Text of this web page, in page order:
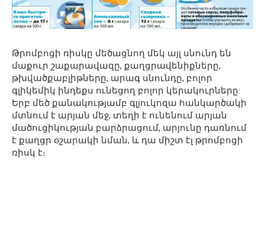
Թրոմբոցի ռիսկը մեծացնող մեկ այլ սնունդ են
մաքուր շաքարավազը, քաղցրավենիքները,
թխվածքաբլիթները, արագ սնունդը, բոլոր
գլիկեմիկ ինդեքս ունեցող բոլոր կերակուրները:
Երբ մեծ քանակությամբ գլյուկոզա հանկարծակի
մտնում է արյան մեջ, տեղի է ունենում արյան
մածուցիկության բարձրացում, արյունը դառնում
է քաղցր օշարակի նման, և դա միշտ էլ թրոմբոցի
ռիսկ է։